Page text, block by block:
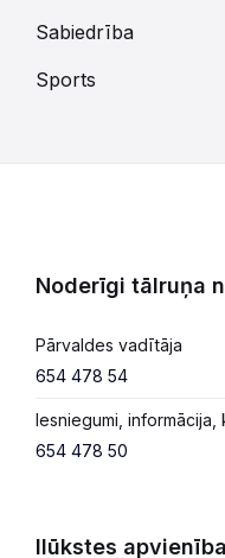
Sabiedrība
Sports
Noderīgi tālruņa
Pārvaldes vadītāja
654 478 54
Iesniegumi, informācija,
654 478 50
Ilūkstes